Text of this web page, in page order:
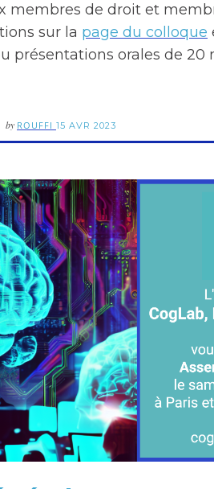
membres de droit et
sur la page du colloque
présentations orales de 20
by ROUFFI 15 AVR 2023